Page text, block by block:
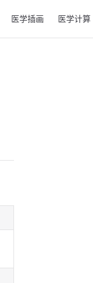
医学插画 医学计算